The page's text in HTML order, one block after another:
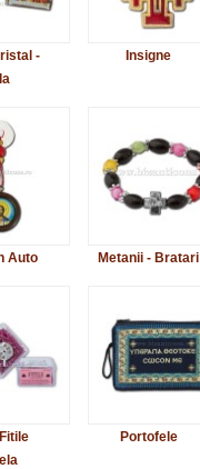
-
Insigne
Auto Metanii - Bratari
Portofele